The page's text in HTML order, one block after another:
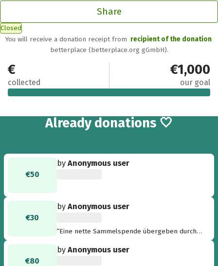
Share
Closed
You will receive a donation receipt from recipient of the donation
betterplace (betterplace.org gGmbH).
€1,480.40
collected
€1,000
our goal
Already 28
donations 🤍
€50
byAnonymous user
€30
byAnonymous user
“Eine nette Sammelspende übergeben durch
€80
byAnonymous user